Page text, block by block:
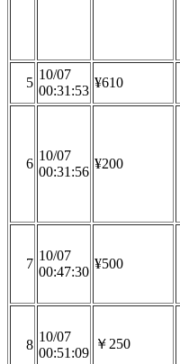
5
10/07
00:31:53
¥610
6
10/07
00:31:56
¥200
7
10/07
00:47:30
¥500
8
10/07
00:51:09
￥250